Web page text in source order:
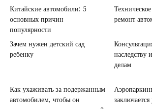
Китайские автомобили: 5
основных причин
популярности
ремонт
Зачем нужен детский сад
ребенку
наследству
делам
Как ухаживать за подержанным
автомобилем, чтобы он